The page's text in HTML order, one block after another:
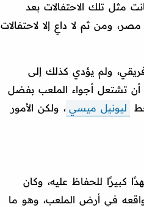
مثل تلك الاحتفالات بعد
ومن ثم لا داعِ إلا لاحتفالات
ولم يؤدي كذلك إلى
أن تشتعل أجواء الملعب بفضل
ليونيل ميسي ، ولكن الأمور
كبيرًا للحفاظ عليه، وكان
في أرض الملعب، وهو ما